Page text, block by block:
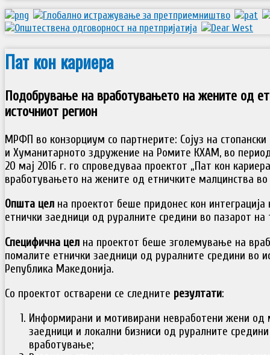
Пат кон кариера
Подобрување на вработувањето на жените од
источниот регион
МРФП во конзорциум со партнерите: Сојуз на
и Хуманитарното здружение на Ромите КХАМ, во
20 мај 2016 г. го спроведуваа проектот „Пат кон
вработувањето на жените од етничките малцинства во
Општа цел на проектот беше придонес кон
етнички заедници од руралните средини во пазарот на
Специфична цел на проектот беше зголемување на
помалите етнички заедници од руралните средини во
Република Македонија.
Со проектот остварени се следните резултати:
Информирани и мотивирани невработени жени од
заедници и локални бизниси од руралните
вработување;